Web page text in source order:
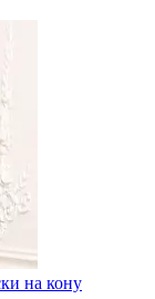
на кону